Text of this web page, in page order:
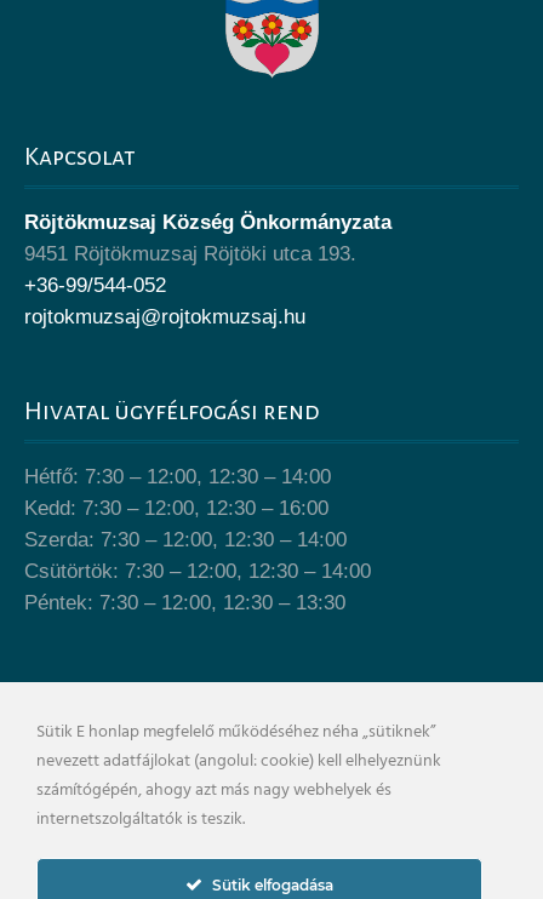
Kapcsolat
Röjtökmuzsaj Község Önkormányzata
9451 Röjtökmuzsaj Röjtöki utca 193.
+36-99/544-052
rojtokmuzsaj@rojtokmuzsaj.hu
Hivatal ügyfélfogási rend
Hétfő: 7:30 – 12:00, 12:30 – 14:00
Kedd: 7:30 – 12:00, 12:30 – 16:00
Szerda: 7:30 – 12:00, 12:30 – 14:00
Csütörtök: 7:30 – 12:00, 12:30 – 14:00
Péntek: 7:30 – 12:00, 12:30 – 13:30
Sütik E honlap megfelelő működéséhez néha „sütiknek”
nevezett adatfájlokat (angolul: cookie) kell elhelyeznünk
számítógépén, ahogy azt más nagy webhelyek és
internetszolgáltatók is teszik.
Sütik elfogadása